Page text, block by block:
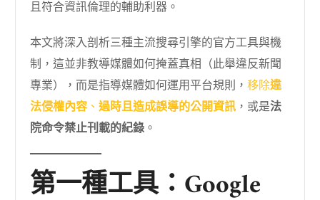
且符合資訊倫理的輔助利器。
本文將深入剖析三種主流搜尋引擎的官方工具與機
制，這並非教導媒體如何掩蓋真相（此舉違反新聞
專業），而是指導媒體如何運用平台規則，移除違
法侵權內容 、過時且造成誤導的公開資訊 ，或是法
院命令禁止刊載的紀錄 。
第一種工具：Google